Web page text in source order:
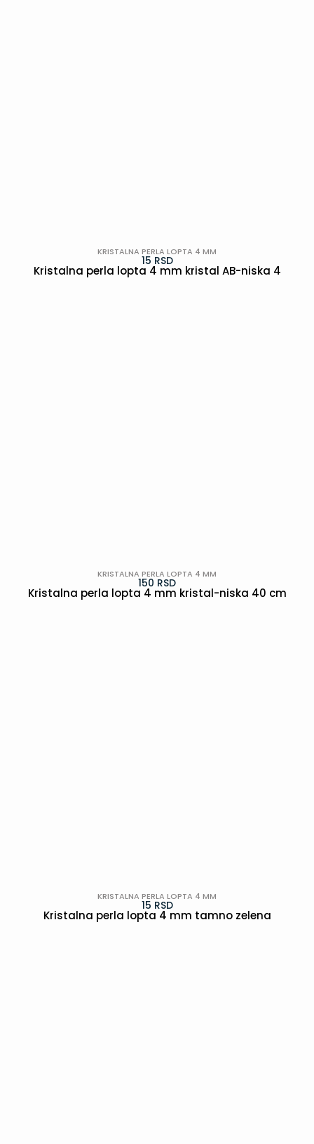
KRISTALNA PERLA LOPTA 4 MM
15 RSD
Kristalna perla lopta 4 mm kristal AB-niska 4
KRISTALNA PERLA LOPTA 4 MM
150 RSD
Kristalna perla lopta 4 mm kristal-niska 40 cm
KRISTALNA PERLA LOPTA 4 MM
15 RSD
Kristalna perla lopta 4 mm tamno zelena